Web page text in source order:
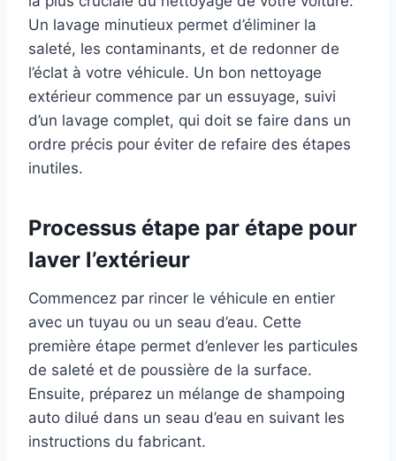
Un lavage minutieux permet d’éliminer la
saleté, les contaminants, et de redonner de
l’éclat à votre véhicule. Un bon nettoyage
extérieur commence par un essuyage, suivi
d’un lavage complet, qui doit se faire dans un
ordre précis pour éviter de refaire des étapes
inutiles.
Processus étape par étape pour
laver l’extérieur
Commencez par rincer le véhicule en entier
avec un tuyau ou un seau d’eau. Cette
première étape permet d’enlever les particules
de saleté et de poussière de la surface.
Ensuite, préparez un mélange de shampoing
auto dilué dans un seau d’eau en suivant les
instructions du fabricant.